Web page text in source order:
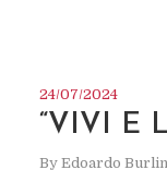
24/07/2024
“VIVI E
By Edoardo